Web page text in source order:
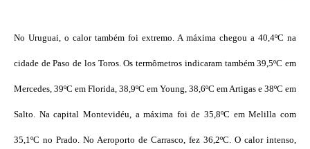
No Uruguai, o calor também foi extremo. A máxima chegou a 40,4ºC na
cidade de Paso de los Toros. Os termômetros indicaram também 39,5ºC em
Mercedes, 39ºC em Florida, 38,9ºC em Young, 38,6ºC em Artigas e 38ºC em
Salto. Na capital Montevidéu, a máxima foi de 35,8ºC em Melilla com
35,1ºC no Prado. No Aeroporto de Carrasco, fez 36,2ºC. O calor intenso,